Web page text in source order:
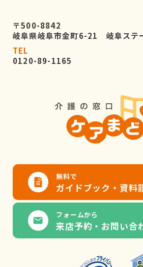
〒500-8842
岐阜県岐阜市金町6-21 岐阜ステ
TEL
0120-89-1165
無料で
ガイドブック・資料
フォームから
来店予約・お問い合